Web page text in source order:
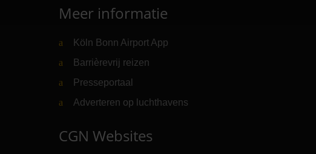
Meer informatie
Köln Bonn Airport App
Barrièrevrij reizen
Presseportaal
Adverteren op luchthavens
CGN Websites